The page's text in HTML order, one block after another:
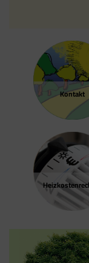
Kontakt